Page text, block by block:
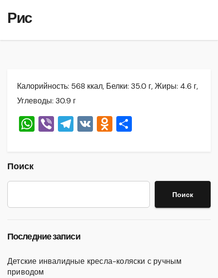
Рис
Калорийность: 568 ккал, Белки: 35.0 г, Жиры: 4.6 г,
Углеводы: 30.9 г
W
A
p
Vi T
a
m
V O
kl
a
в
и
Поиск
Поиск
Последние записи
Детские инвалидные кресла-коляски с ручным
приводом